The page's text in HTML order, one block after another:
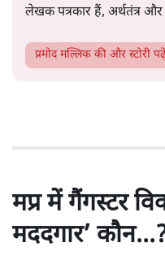
लेखक पत्रकार हैं, अर्थतंत्र और
प्रमोद मल्लिक की और स्टोरी
मप्र में गैंगस्टर
मददगार’